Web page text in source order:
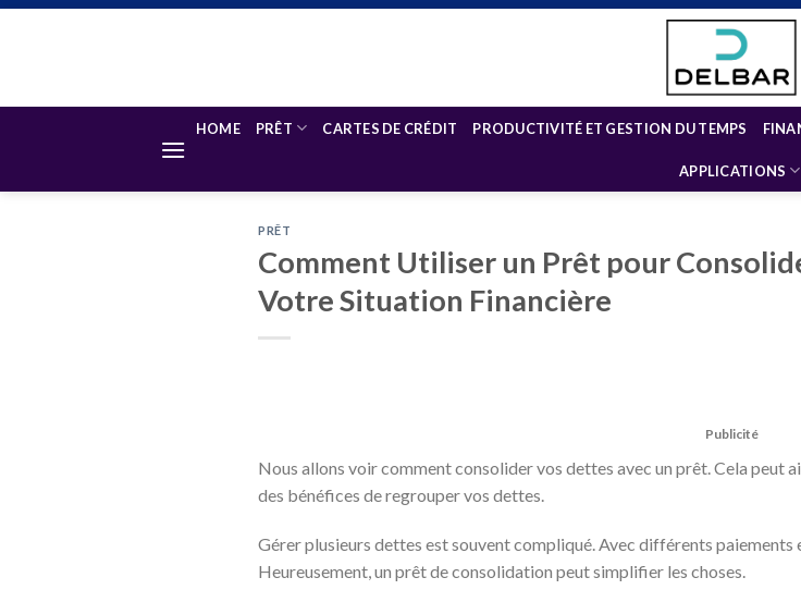
HOME PRÊT CARTES DE CRÉDIT PRODUCTIVITÉ ET GESTION DU TEMPS
APPLICATIONS
PRÊT
Comment Utiliser un Prêt pour
Votre Situation Financière
Publicité
Nous allons voir comment consolider vos dettes avec un prêt. Cela peut
des bénéfices de regrouper vos dettes.
Gérer plusieurs dettes est souvent compliqué. Avec différents paiements
Heureusement, un prêt de consolidation peut simplifier les choses.